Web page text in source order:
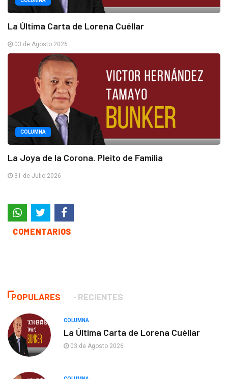
La Última Carta de Lorena Cuéllar
03 de Agosto 2026
COLUMNA
La Joya de la Corona. Pleito de Familia
31 de Julio 2026
COMENTARIOS
POPULARES RECIENTES
COLUMNA
La Última Carta de Lorena Cuéllar
03 de Agosto 2026